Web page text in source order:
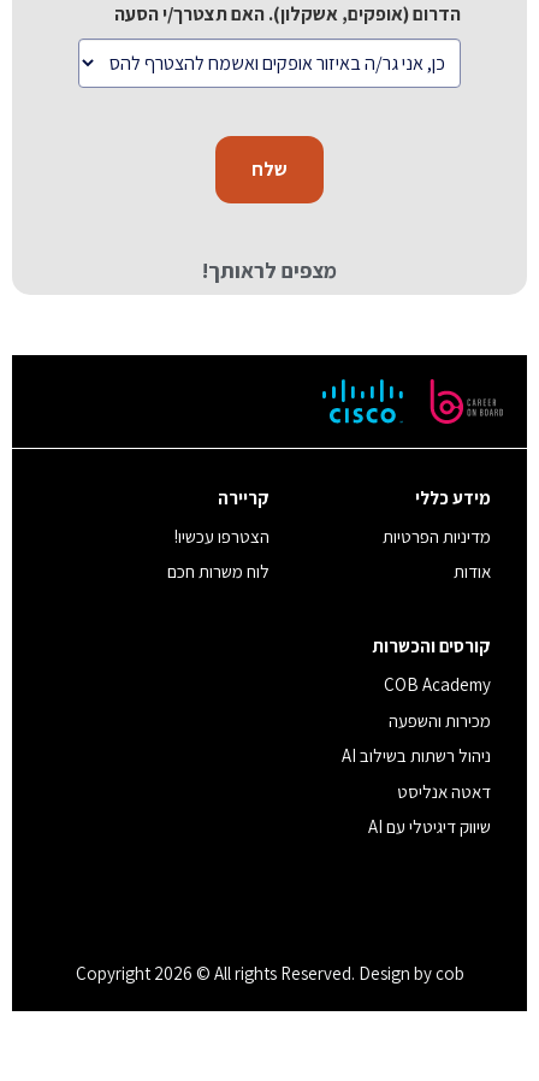
הדרום (אופקים, אשקלון). האם תצטרך/י הסעה
מצפים לראותך!
מידע כללי
מדיניות הפרטיות
אודות
קריירה
הצטרפו עכשיו!
לוח משרות חכם
קורסים והכשרות
COB Academy
מכירות והשפעה
ניהול רשתות בשילוב AI
דאטה אנליסט
שיווק דיגיטלי עם AI
Copyright 2026 © All rights Reserved. Design by cob